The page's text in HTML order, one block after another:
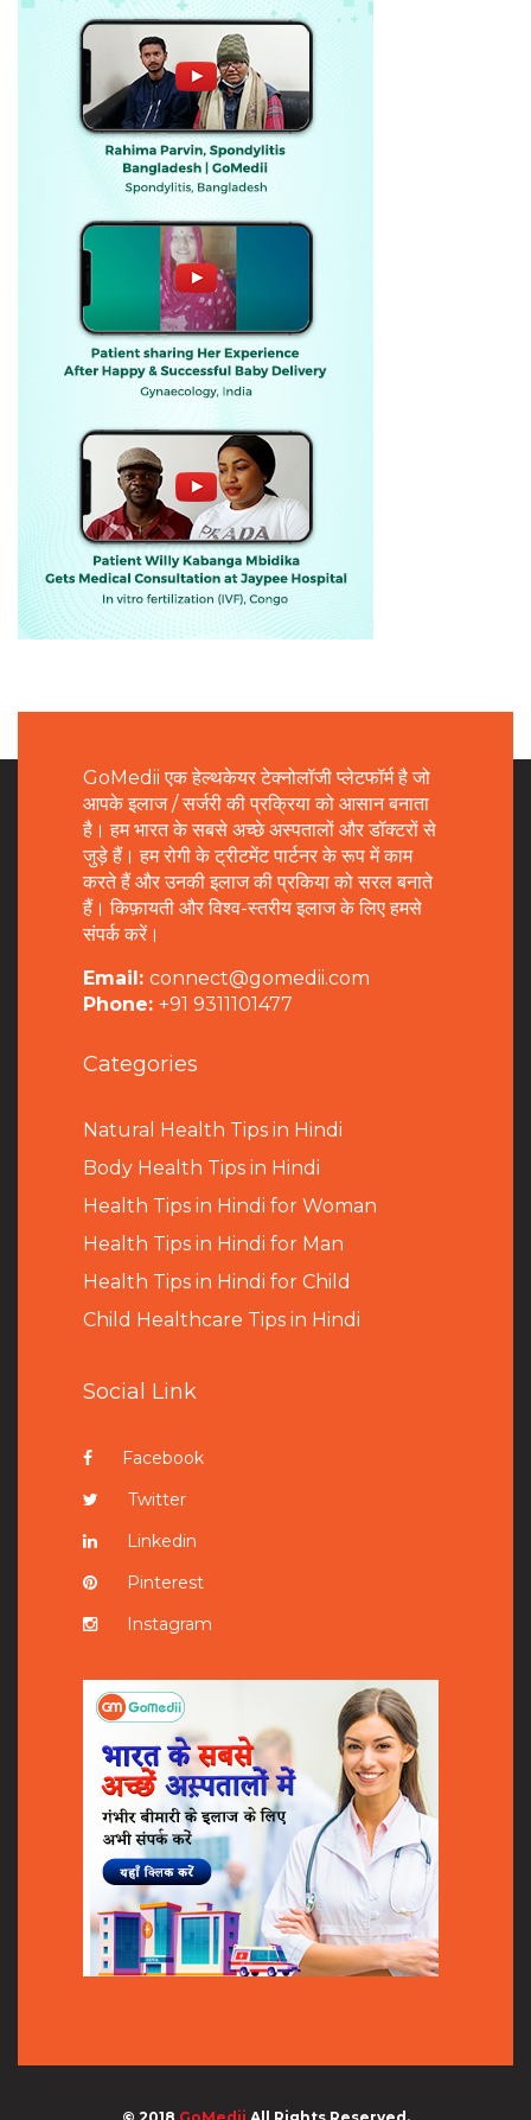
GoMedii एक हेल्थकेयर टेक्नोलॉजी प्लेटफॉर्म है जो
आपके इलाज / सर्जरी की प्रक्रिया को आसान बनाता
है। हम भारत के सबसे अच्छे अस्पतालों और डॉक्टरों से
जुड़े हैं। हम रोगी के ट्रीटमेंट पार्टनर के रूप में काम
करते हैं और उनकी इलाज की प्रकिया को सरल बनाते
हैं। किफ़ायती और विश्व-स्तरीय इलाज के लिए हमसे
संपर्क करें।
Email: connect@gomedii.com
Phone: +91 9311101477
Categories
Natural Health Tips in Hindi
Body Health Tips in Hindi
Health Tips in Hindi for Woman
Health Tips in Hindi for Man
Health Tips in Hindi for Child
Child Healthcare Tips in Hindi
Social Link
Facebook
Twitter
Linkedin
Pinterest
Instagram